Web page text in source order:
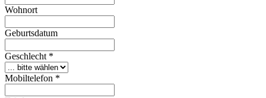
Wohnort
Geburtsdatum
Geschlecht *
Mobiltelefon *